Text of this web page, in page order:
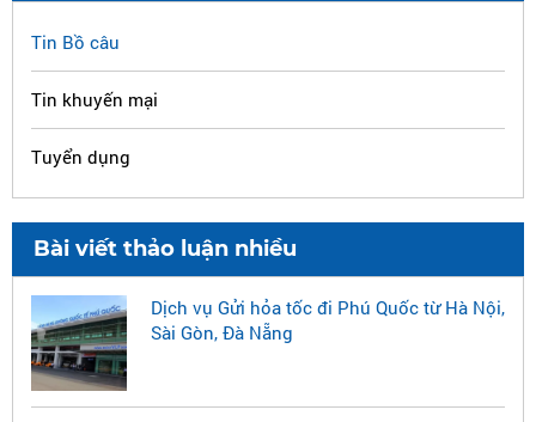
Tin Bồ câu
Tin khuyến mại
Tuyển dụng
Bài viết thảo luận nhiều
Dịch vụ Gửi hỏa tốc đi Phú Quốc từ Hà Nội,
Sài Gòn, Đà Nẵng